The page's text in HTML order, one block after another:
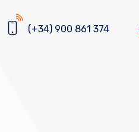
(+34) 900 861 374